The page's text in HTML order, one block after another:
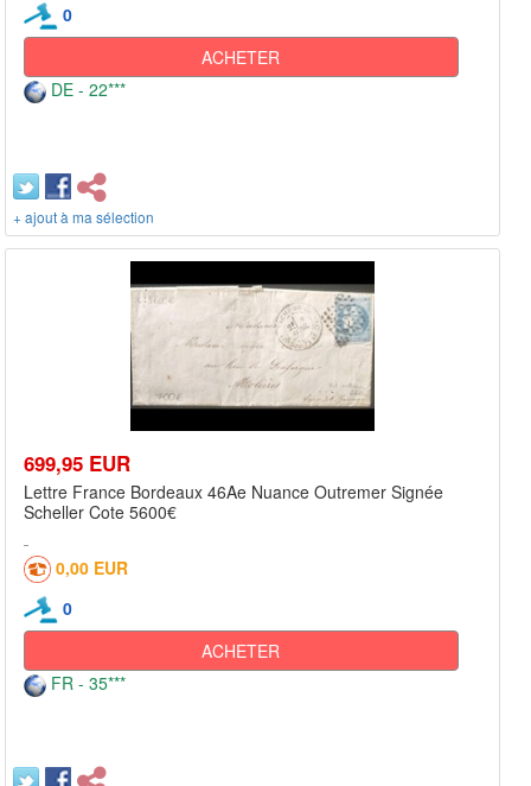
0
ACHETER
DE - 22***
+ ajout à ma sélection
699,95 EUR
Lettre France Bordeaux 46Ae Nuance Outremer Signée
Scheller Cote 5600€
0,00 EUR
0
ACHETER
FR - 35***